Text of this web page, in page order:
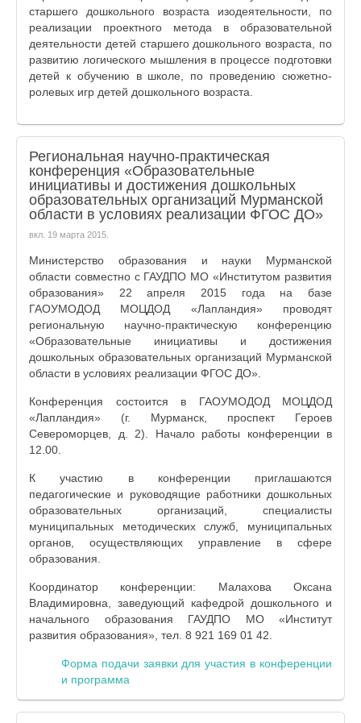
старшего дошкольного возраста изодеятельности, по
реализации проектного метода в образовательной
деятельности детей старшего дошкольного возраста, по
развитию логического мышления в процессе подготовки
детей к обучению в школе, по проведению сюжетно-
ролевых игр детей дошкольного возраста.
Региональная научно-практическая
конференция «Образовательные
инициативы и достижения дошкольных
образовательных организаций Мурманской
области в условиях реализации ФГОС ДО»
вкл. 19 марта 2015
Министерство образования и науки Мурманской
области совместно с ГАУДПО МО «Институтом развития
образования» 22 апреля 2015 года на базе
ГАОУМОДОД МОЦДОД «Лапландия» проводят
региональную научно-практическую конференцию
«Образовательные инициативы и достижения
дошкольных образовательных организаций Мурманской
области в условиях реализации ФГОС ДО».
Конференция состоится в ГАОУМОДОД МОЦДОД
«Лапландия» (г. Мурманск, проспект Героев
Североморцев, д. 2). Начало работы конференции в
12.00.
К участию в конференции приглашаются
педагогические и руководящие работники дошкольных
образовательных организаций, специалисты
муниципальных методических служб, муниципальных
органов, осуществляющих управление в сфере
образования.
Координатор конференции: Малахова Оксана
Владимировна, заведующий кафедрой дошкольного и
начального образования ГАУДПО МО «Институт
развития образования», тел. 8 921 169 01 42.
Форма подачи заявки для участия в конференции
и программа